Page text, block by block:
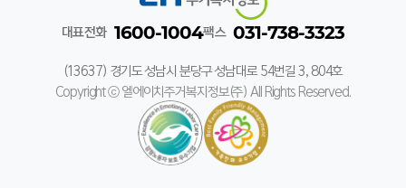
대표전화 1600-1004팩스 031-738-3323
(13637) 경기도 성남시 분당구 성남대로 54번길 3, 804호
Copyright ⓒ 엘에이치주거복지정보(주) All Rights Reserved.